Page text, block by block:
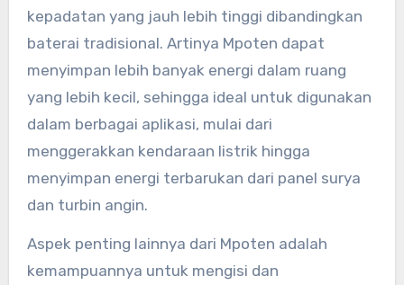
kepadatan yang jauh lebih tinggi dibandingkan
baterai tradisional. Artinya Mpoten dapat
menyimpan lebih banyak energi dalam ruang
yang lebih kecil, sehingga ideal untuk digunakan
dalam berbagai aplikasi, mulai dari
menggerakkan kendaraan listrik hingga
menyimpan energi terbarukan dari panel surya
dan turbin angin.
Aspek penting lainnya dari Mpoten adalah
kemampuannya untuk mengisi dan